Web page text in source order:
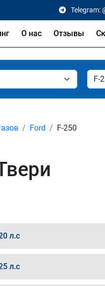
Telegram:
О нас Отзывы
Ford F-250
л.с
л.с